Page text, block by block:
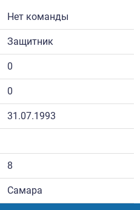
Нет команды
Защитник
0
0
31.07.1993
8
Самара